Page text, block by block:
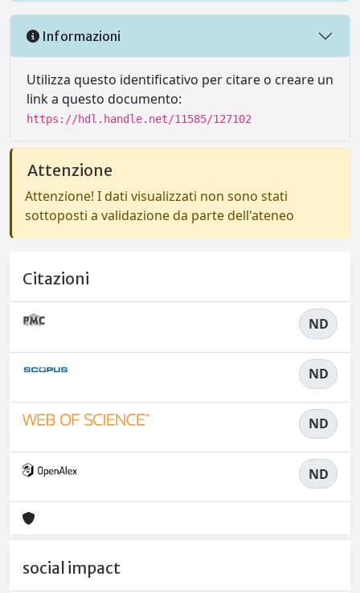
Informazioni
Utilizza questo identificativo per citare o creare un
link a questo documento:
https://hdl.handle.net/11585/127102
Attenzione
Attenzione! I dati visualizzati non sono stati
sottoposti a validazione da parte dell'ateneo
Citazioni
ND
ND
ND
ND
social impact